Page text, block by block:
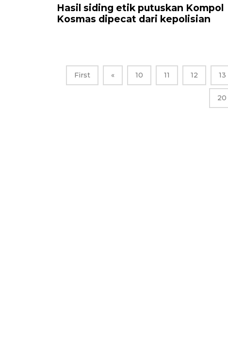
Hasil siding etik putuskan Kompol
Kosmas dipecat dari kepolisian
First « 10 11 12 13
20